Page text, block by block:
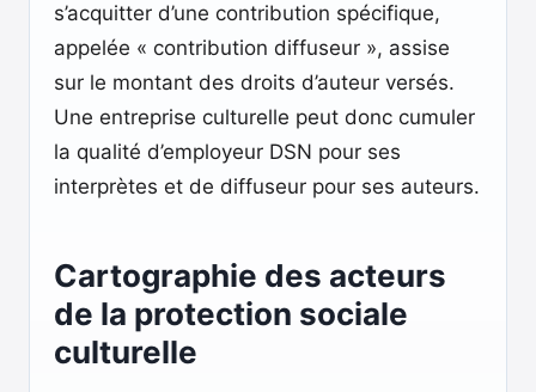
s’acquitter d’une contribution spécifique,
appelée « contribution diffuseur », assise
sur le montant des droits d’auteur versés.
Une entreprise culturelle peut donc cumuler
la qualité d’employeur DSN pour ses
interprètes et de diffuseur pour ses auteurs.
Cartographie des acteurs
de la protection sociale
culturelle